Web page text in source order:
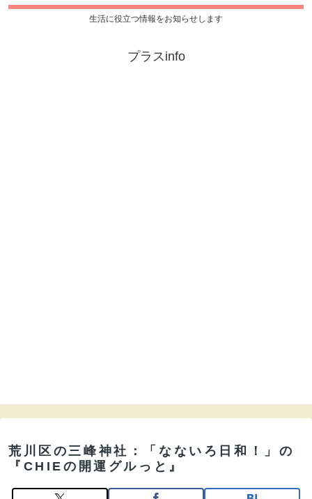
生活に役立つ情報をお知らせします
プラスinfo
荒川区の三峰神社：「なないろ日和！」の
『CHIEの開運グルっと』